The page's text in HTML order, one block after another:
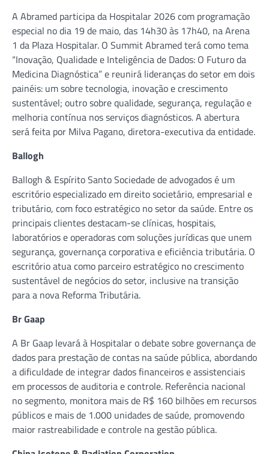
A Abramed participa da Hospitalar 2026 com programação
especial no dia 19 de maio, das 14h30 às 17h40, na Arena
1 da Plaza Hospitalar. O Summit Abramed terá como tema
“Inovação, Qualidade e Inteligência de Dados: O Futuro da
Medicina Diagnóstica” e reunirá lideranças do setor em dois
painéis: um sobre tecnologia, inovação e crescimento
sustentável; outro sobre qualidade, segurança, regulação e
melhoria contínua nos serviços diagnósticos. A abertura
será feita por Milva Pagano, diretora-executiva da entidade.
Ballogh
Ballogh & Espírito Santo Sociedade de advogados é um
escritório especializado em direito societário, empresarial e
tributário, com foco estratégico no setor da saúde. Entre os
principais clientes destacam-se clínicas, hospitais,
laboratórios e operadoras com soluções jurídicas que unem
segurança, governança corporativa e eficiência tributária. O
escritório atua como parceiro estratégico no crescimento
sustentável de negócios do setor, inclusive na transição
para a nova Reforma Tributária.
Br Gaap
A Br Gaap levará à Hospitalar o debate sobre governança de
dados para prestação de contas na saúde pública, abordando
a dificuldade de integrar dados financeiros e assistenciais
em processos de auditoria e controle. Referência nacional
no segmento, monitora mais de R$ 160 bilhões em recursos
públicos e mais de 1.000 unidades de saúde, promovendo
maior rastreabilidade e controle na gestão pública.